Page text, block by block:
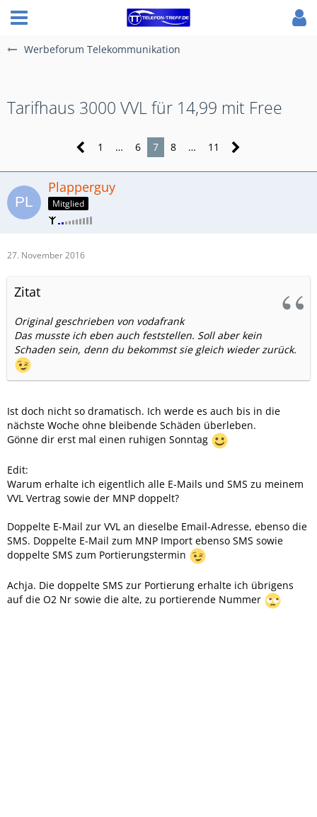
Werbeforum Telekommunikation
Tarifhaus 3000 VVL für 14,99 mit Free
1 … 6 7 8 … 11
Plapperguy
Mitglied
27. November 2016
Zitat
Original geschrieben von vodafrank
Das musste ich eben auch feststellen. Soll aber kein
Schaden sein, denn du bekommst sie gleich wieder zurück.
Ist doch nicht so dramatisch. Ich werde es auch bis in die
nächste Woche ohne bleibende Schäden überleben.
Gönne dir erst mal einen ruhigen Sonntag
Edit:
Warum erhalte ich eigentlich alle E-Mails und SMS zu meinem
VVL Vertrag sowie der MNP doppelt?
Doppelte E-Mail zur VVL an dieselbe Email-Adresse, ebenso die
SMS. Doppelte E-Mail zum MNP Import ebenso SMS sowie
doppelte SMS zum Portierungstermin
Achja. Die doppelte SMS zur Portierung erhalte ich übrigens
auf die O2 Nr sowie die alte, zu portierende Nummer